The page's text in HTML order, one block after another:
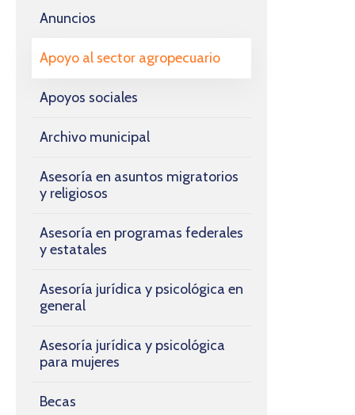
Anuncios
Apoyo al sector agropecuario
Apoyos sociales
Archivo municipal
Asesoría en asuntos migratorios
y religiosos
Asesoría en programas federales
y estatales
Asesoría jurídica y psicológica en
general
Asesoría jurídica y psicológica
para mujeres
Becas